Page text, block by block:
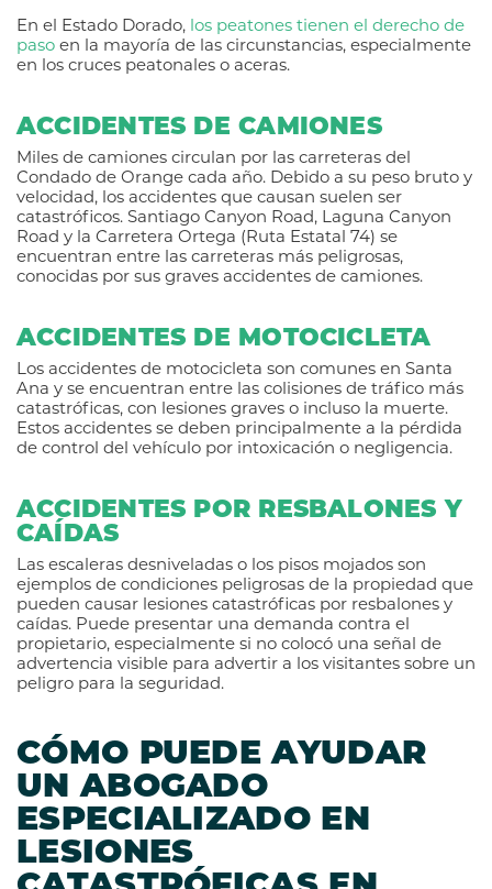
En el Estado Dorado, los peatones tienen el derecho de
paso en la mayoría de las circunstancias, especialmente
en los cruces peatonales o aceras.
ACCIDENTES DE CAMIONES
Miles de camiones circulan por las carreteras del
Condado de Orange cada año. Debido a su peso bruto y
velocidad, los accidentes que causan suelen ser
catastróficos. Santiago Canyon Road, Laguna Canyon
Road y la Carretera Ortega (Ruta Estatal 74) se
encuentran entre las carreteras más peligrosas,
conocidas por sus graves accidentes de camiones.
ACCIDENTES DE MOTOCICLETA
Los accidentes de motocicleta son comunes en Santa
Ana y se encuentran entre las colisiones de tráfico más
catastróficas, con lesiones graves o incluso la muerte.
Estos accidentes se deben principalmente a la pérdida
de control del vehículo por intoxicación o negligencia.
ACCIDENTES POR RESBALONES Y
CAÍDAS
Las escaleras desniveladas o los pisos mojados son
ejemplos de condiciones peligrosas de la propiedad que
pueden causar lesiones catastróficas por resbalones y
caídas. Puede presentar una demanda contra el
propietario, especialmente si no colocó una señal de
advertencia visible para advertir a los visitantes sobre un
peligro para la seguridad.
CÓMO PUEDE AYUDAR
UN ABOGADO
ESPECIALIZADO EN
LESIONES